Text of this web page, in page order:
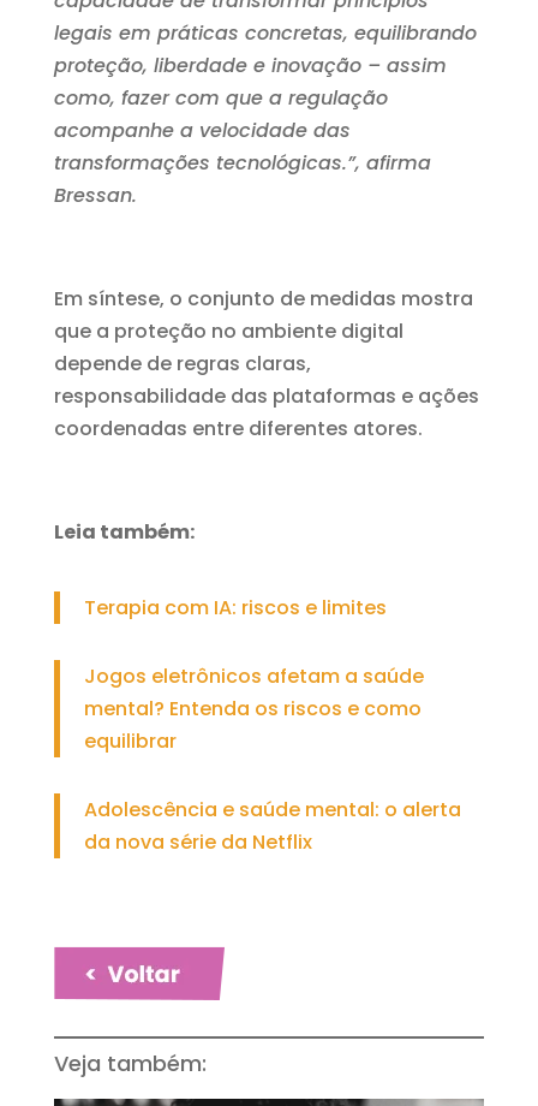
legais em práticas concretas, equilibrando
proteção, liberdade e inovação – assim
como, fazer com que a regulação
acompanhe a velocidade das
transformações tecnológicas.”, afirma
Bressan.
Em síntese, o conjunto de medidas mostra
que a proteção no ambiente digital
depende de regras claras,
responsabilidade das plataformas e ações
coordenadas entre diferentes atores.
Leia também:
Terapia com IA: riscos e limites
Jogos eletrônicos afetam a saúde
mental? Entenda os riscos e como
equilibrar
Adolescência e saúde mental: o alerta
da nova série da Netflix
Veja também: